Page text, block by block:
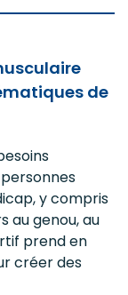
de
y compris
au genou, au
prend en
créer des